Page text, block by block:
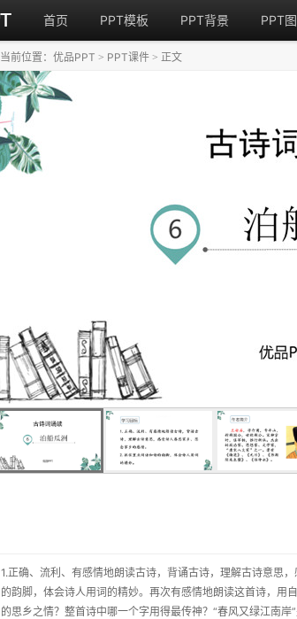
首页 PPT模板 PPT背景 PPT
1.正确、流利、有感情地朗读古诗，背诵古诗，理解古诗意思
的韵脚，体会诗人用词的精妙。再次有感情地朗读这首诗，用
的思乡之情？整首诗中哪一个字用得最传神？“春风又绿江南
当前位置： 优品PPT > PPT课件 > 正文